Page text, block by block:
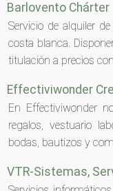
Barlovento Chárter
Servicio de alquiler
costa blanca.
titulación a precios
Effectiviwonder
En Effectiviwonder
regalos, vestuario
bodas, bautizos y
VTR-Sistemas,